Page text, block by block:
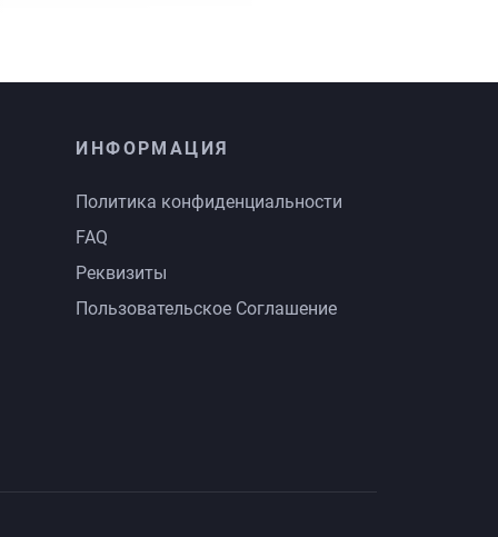
ИНФОРМАЦИЯ
Политика конфиденциальности
FAQ
Реквизиты
Пользовательское Соглашение